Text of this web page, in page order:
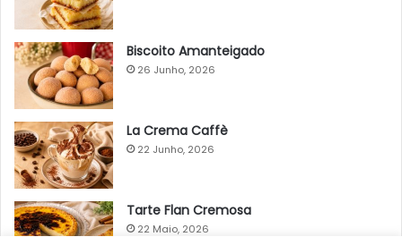
Biscoito Amanteigado
26 Junho, 2026
La Crema Caffè
22 Junho, 2026
Tarte Flan Cremosa
22 Maio, 2026